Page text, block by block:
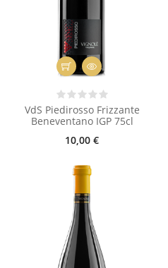
VdS Piedirosso Frizzante
Beneventano IGP 75cl
10,00 €